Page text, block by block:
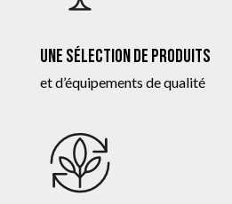
Une sélection de produits
et d’équipements de qualité